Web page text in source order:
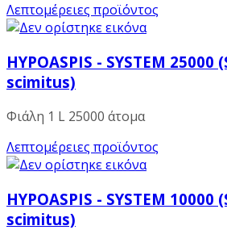
Λεπτομέρειες προϊόντος
HYPOASPIS - SYSTEM
scimitus)
Φιάλη 1 L 25000 άτομα
Λεπτομέρειες προϊόντος
HYPOASPIS - SYSTEM
scimitus)